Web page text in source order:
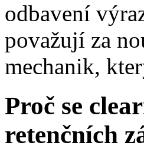
odbavení
považují za
mechanik,
Proč se
retenčních